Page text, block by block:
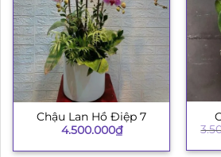
Chậu Lan Hồ Điệp 7
4.500.000₫